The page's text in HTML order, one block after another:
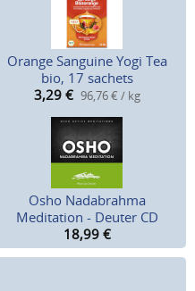
Orange Sanguine Yogi Tea
bio, 17 sachets
3,29 € 96,76 € / kg
Osho Nadabrahma
Meditation - Deuter CD
18,99 €